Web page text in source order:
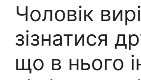
Чоловік
зізнатися
що в нього